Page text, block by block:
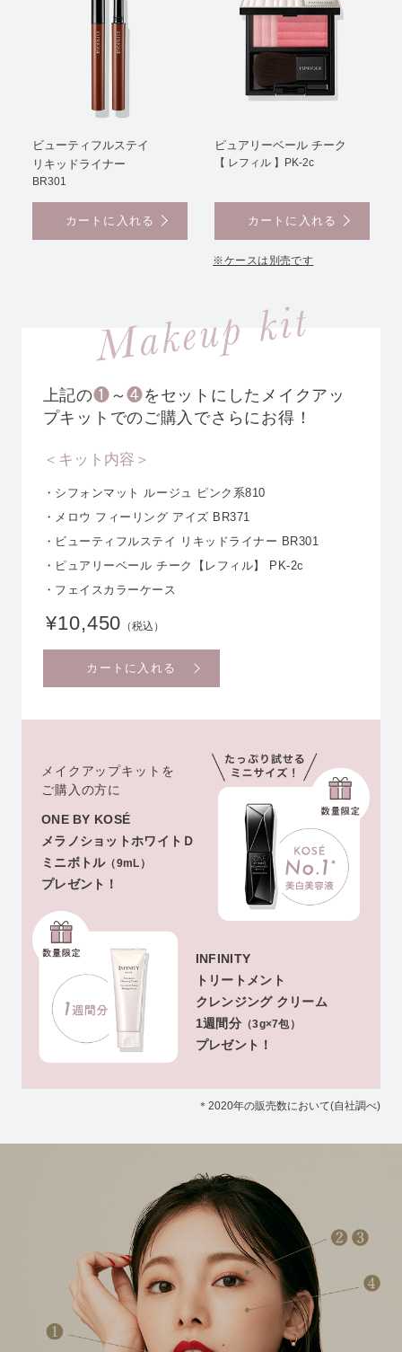
ビューティフルステイ
リキッドライナー
BR301
カートに入れる
ピュアリーベール チーク
【 レフィル 】PK-2c
カートに入れる
※ケースは別売です
上記の❶ ～❹をセットにしたメイクアッ
プキットでのご購入でさらにお得！
＜キット内容＞
・シフォンマット ルージュ ピンク系810
・メロウ フィーリング アイズ BR371
・ビューティフルステイ リキッドライナー BR301
・ピュアリーベール チーク【レフィル】 PK-2c
・フェイスカラーケース
¥10,450 （税込）
カートに入れる
メイクアップキットを
ご購入の方に
ONE BY KOSÉ
メラノショットホワイトＤ
ミニボトル（9mL）
プレゼント！
INFINITY
トリートメント
クレンジング クリーム
1週間分 （3g×7包）
プレゼント！
＊2020年の販売数において(自社調べ)